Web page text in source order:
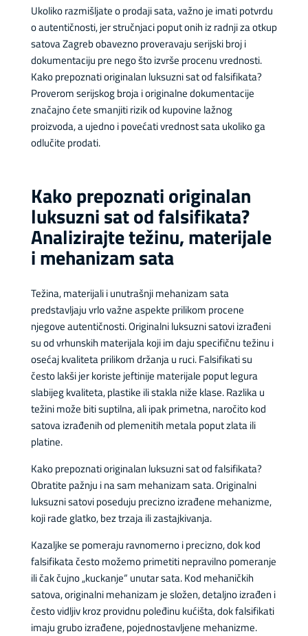
Ukoliko razmišljate o prodaji sata, važno je imati potvrdu
o autentičnosti, jer stručnjaci poput onih iz radnji za otkup
satova Zagreb obavezno proveravaju serijski broj i
dokumentaciju pre nego što izvrše procenu vrednosti.
Kako prepoznati originalan luksuzni sat od falsifikata?
Proverom serijskog broja i originalne dokumentacije
značajno ćete smanjiti rizik od kupovine lažnog
proizvoda, a ujedno i povećati vrednost sata ukoliko ga
odlučite prodati.
Kako prepoznati originalan
luksuzni sat od falsifikata?
Analizirajte težinu, materijale
i mehanizam sata
Težina, materijali i unutrašnji mehanizam sata
predstavljaju vrlo važne aspekte prilikom procene
njegove autentičnosti. Originalni luksuzni satovi izrađeni
su od vrhunskih materijala koji im daju specifičnu težinu i
osećaj kvaliteta prilikom držanja u ruci. Falsifikati su
često lakši jer koriste jeftinije materijale poput legura
slabijeg kvaliteta, plastike ili stakla niže klase. Razlika u
težini može biti suptilna, ali ipak primetna, naročito kod
satova izrađenih od plemenitih metala poput zlata ili
platine.
Kako prepoznati originalan luksuzni sat od falsifikata?
Obratite pažnju i na sam mehanizam sata. Originalni
luksuzni satovi poseduju precizno izrađene mehanizme,
koji rade glatko, bez trzaja ili zastajkivanja.
Kazaljke se pomeraju ravnomerno i precizno, dok kod
falsifikata često možemo primetiti nepravilno pomeranje
ili čak čujno „kuckanje“ unutar sata. Kod mehaničkih
satova, originalni mehanizam je složen, detaljno izrađen i
često vidljiv kroz providnu poleđinu kućišta, dok falsifikati
imaju grubo izrađene, pojednostavljene mehanizme.